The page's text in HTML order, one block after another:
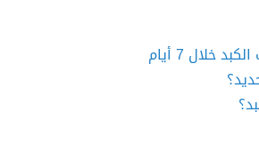
7 أيام